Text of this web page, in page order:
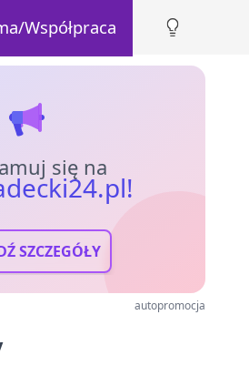
Współpraca
się na
SZCZEGÓŁY
autopromocja